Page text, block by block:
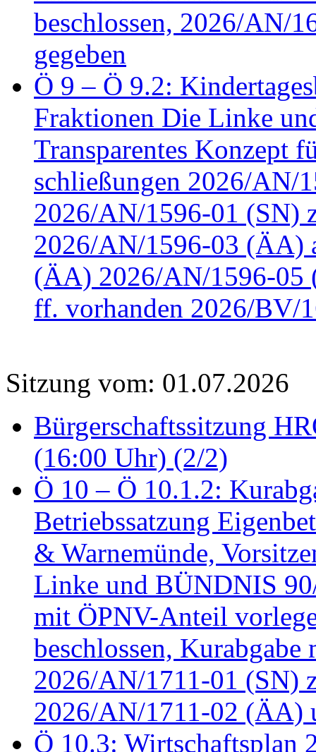
beschlossen, 2026/AN/
gegeben
Ö 9 – Ö 9.2:
Fraktionen Die Linke
Transparentes Konzept
schließungen 2026/AN/
2026/AN/1596-01 (SN)
2026/AN/1596-03 (ÄA)
(ÄA) 2026/AN/1596-05
ff. vorhanden 2026/BV/
Sitzung vom: 01.07.2026
Bürgerschaftssitzung
(16:00 Uhr) (2/2)
Ö 10 – Ö 10.1.2:
Betriebssatzung
& Warnemünde,
Linke und BÜNDNIS
mit ÖPNV-Anteil
beschlossen,
2026/AN/1711-01 (SN)
2026/AN/1711-02 (ÄA)
Ö 10.3: Wirtschaftsplan